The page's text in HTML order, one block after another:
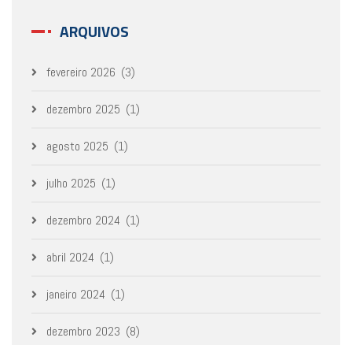
ARQUIVOS
fevereiro 2026 (3)
dezembro 2025 (1)
agosto 2025 (1)
julho 2025 (1)
dezembro 2024 (1)
abril 2024 (1)
janeiro 2024 (1)
dezembro 2023 (8)